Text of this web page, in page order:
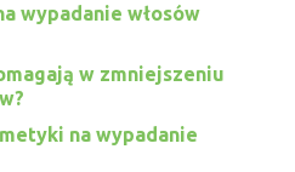
wypadanie włosów
w zmniejszeniu
na wypadanie